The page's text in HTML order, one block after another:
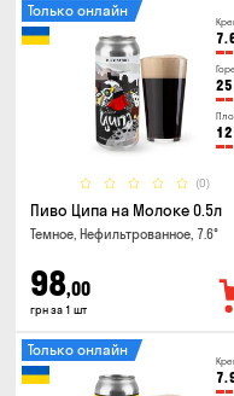
25
12
(0)
Только онлайн
Пиво Ципа на Молоке 0.5л
Темное, Нефильтрованное, 7.6°
98,00
грн за 1 шт
Только онлайн